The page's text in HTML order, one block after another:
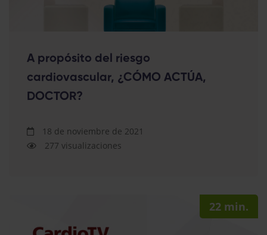
A propósito del riesgo
cardiovascular, ¿CÓMO ACTÚA,
DOCTOR?
18 de noviembre de 2021
277 visualizaciones
22 min.